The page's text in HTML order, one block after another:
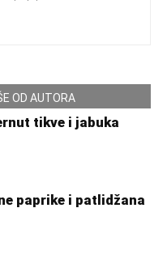
OD AUTORA
tikve i jabuka
paprike i patlidžana